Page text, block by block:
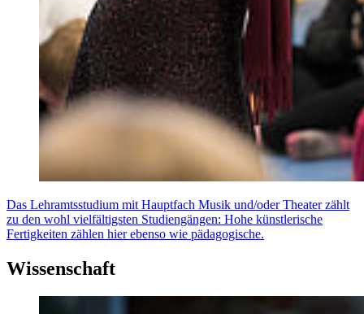
Das Lehramtsstudium mit Hauptfach Musik und/oder Theater zählt
zu den wohl vielfältigsten Studiengängen: Hohe künstlerische
Fertigkeiten zählen hier ebenso wie pädagogische.
Wissenschaft